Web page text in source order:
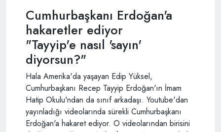
Cumhurbaşkanı Erdoğan'a
hakaretler ediyor
"Tayyip'e nasıl 'sayın'
diyorsun?"
Hala Amerika'da yaşayan Edip Yüksel,
Cumhurbaşkanı Recep Tayyip Erdoğan'ın İmam
Hatip Okulu'ndan da sınıf arkadaşı. Youtube'dan
yayınladığı videolarında sürekli Cumhurbaşkanı
Erdoğan'a hakaret ediyor. O videolarından birisini